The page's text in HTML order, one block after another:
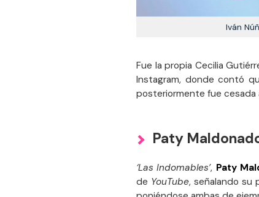
Iván
Fue la propia Cecilia
Instagram, donde contó
posteriormente fue cesada
Paty
‘Las Indomables’, Paty
de YouTube, señalando su